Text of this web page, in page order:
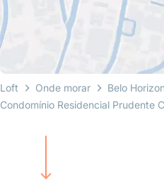
Loft Onde morar Belo
Condomínio Residencial Prudente